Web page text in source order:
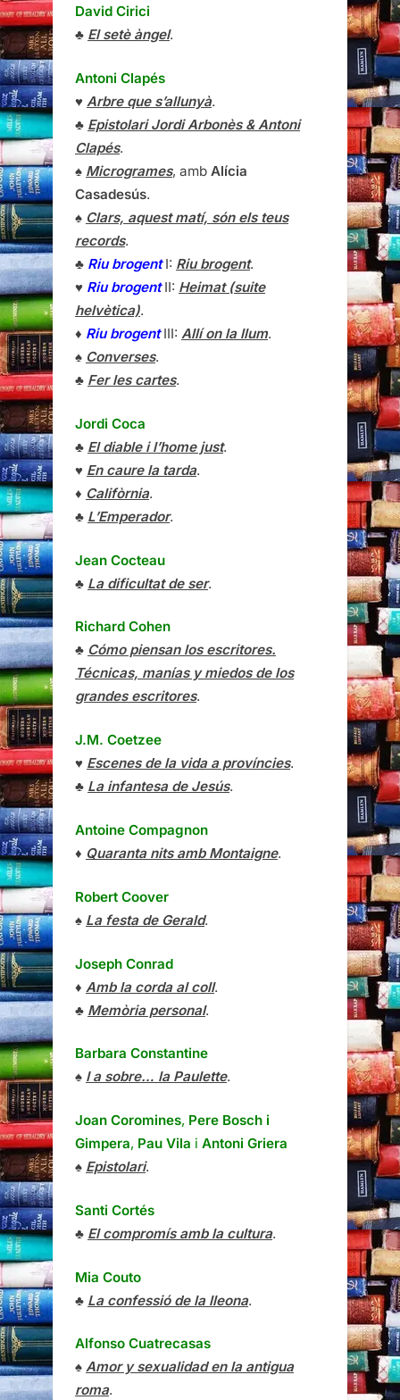
David Cirici
♣ El setè àngel.
Antoni Clapés
♥ Arbre que s’allunyà.
♣ Epistolari Jordi Arbonès & Antoni
Clapés.
♠ Microgrames, amb Alícia
Casadesús.
♠ Clars, aquest matí, són els teus
records.
♣ Riu brogentI: Riu brogent.
♥ Riu brogentII: Heimat (suite
helvètica).
♦ Riu brogentIII: Allí on la llum.
♠ Converses.
♣ Fer les cartes.
Jordi Coca
♣ El diable i l’home just.
♥ En caure la tarda.
♦ Califòrnia.
♣ L’Emperador.
Jean Cocteau
♣ La dificultat de ser.
Richard Cohen
♣ Cómo piensan los escritores.
Técnicas, manías y miedos de los
grandes escritores.
J.M. Coetzee
♥ Escenes de la vida a províncies.
♣ La infantesa de Jesús.
Antoine Compagnon
♦ Quaranta nits amb Montaigne.
Robert Coover
♠ La festa de Gerald.
Joseph Conrad
♦ Amb la corda al coll.
♣ Memòria personal.
Barbara Constantine
♠ I a sobre… la Paulette.
Joan Coromines, Pere Bosch i
Gimpera, Pau Vila i Antoni Griera
♠ Epistolari.
Santi Cortés
♣ El compromís amb la cultura.
Mia Couto
♣ La confessió de la lleona.
Alfonso Cuatrecasas
♠ Amor y sexualidad en la antigua
roma.